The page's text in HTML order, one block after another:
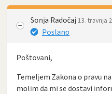
Sonja Radočaj 13. travnja
Poslano
Poštovani,
Temeljem Zakona o pravu
molim da mi se dostavi